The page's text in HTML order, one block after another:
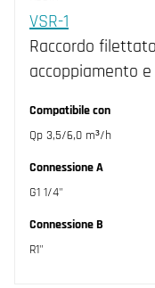
VSR-1
Raccordo
accoppiamento
Compatibile con
Qp 3,5/6,0 m³/h
Connessione A
G1 1/4"
Connessione B
R1"